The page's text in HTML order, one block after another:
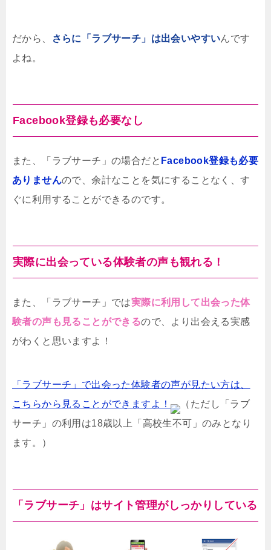
だから、 さらに「ラブサーチ」は出会いやすいんです
よね。
Facebook登録も必要なし
また、「ラブサーチ」の場合だと Facebook登録も必要
ありませんので、余計なことを気にすることなく、す
ぐに利用することができるのです。
実際に出会っている体験者の声も観れる！
また、「ラブサーチ」では実際に利用して出会った体
験者の声も見ることができるので、より出会える実感
がわくと思いますよ！
「ラブサーチ」で出会った体験者の声が見たい方は、
こちらから見ることができますよ！
（ただし「ラブ
サーチ」の利用は18歳以上「高校生不可」のみとなり
ます。）
「ラブサーチ」はサイト管理がしっかりしている